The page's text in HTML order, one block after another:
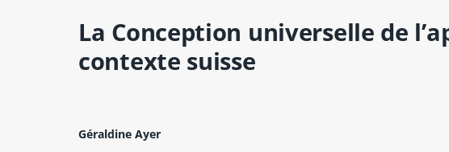
La Conception universelle de
contexte suisse
Géraldine Ayer